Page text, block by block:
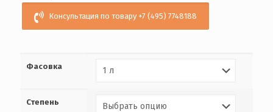
Консультация по товару +7 (495) 7748188
Фасовка
Степень